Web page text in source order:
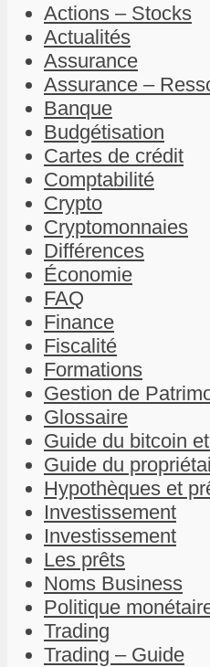
Actions – Stocks
Actualités
Assurance
Assurance –
Banque
Budgétisation
Cartes de crédit
Comptabilité
Crypto
Cryptomonnaies
Différences
Économie
FAQ
Finance
Fiscalité
Formations
Gestion de
Glossaire
Guide du bitcoin
Guide du
Hypothèques et
Investissement
Investissement
Les prêts
Noms Business
Politique
Trading
Trading – Guide